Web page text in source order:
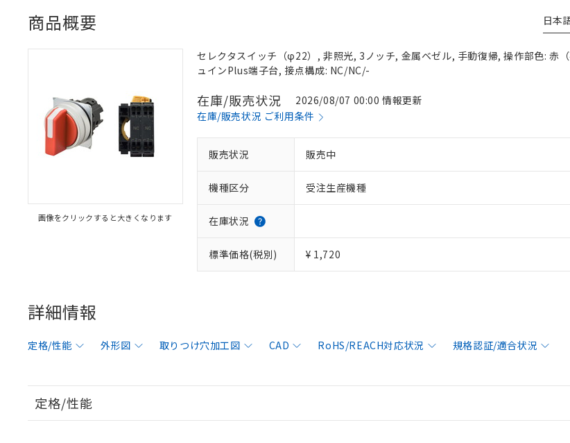
日本
商品概要
画像をクリックすると大きくなります
セレクタスイッチ（φ22）, 非照光, 3ノッチ, 金属ベゼル, 手動復帰, 操作部色: 赤
ュインPlus端子台, 接点構成: NC/NC/-
在庫/販売状況
2026/08/07 00:00 情報更新
在庫/販売状況 ご利用条件
販売状況 販売中
機種区分 受注生産機種
在庫状況
標準価格(税別) ¥ 1,720
詳細情報
定格/性能 外形図 取りつけ穴加工図 CAD RoHS/REACH対応状況 規格認証/適合状況
定格/性能